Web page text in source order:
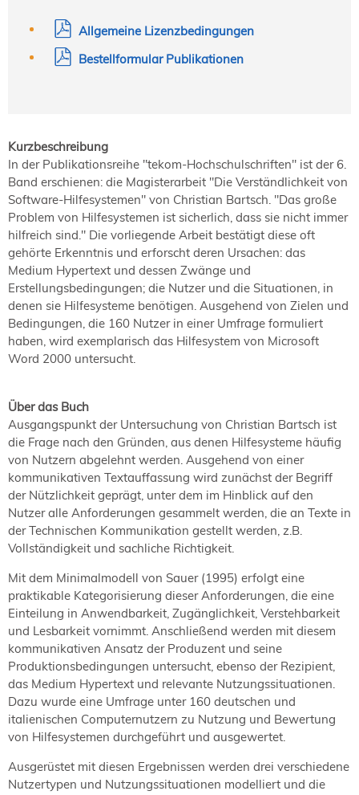
Allgemeine Lizenzbedingungen
Bestellformular Publikationen
Kurzbeschreibung
In der Publikationsreihe "tekom-Hochschulschriften" ist der 6.
Band erschienen: die Magisterarbeit "Die Verständlichkeit von
Software-Hilfesystemen" von Christian Bartsch. "Das große
Problem von Hilfesystemen ist sicherlich, dass sie nicht immer
hilfreich sind." Die vorliegende Arbeit bestätigt diese oft
gehörte Erkenntnis und erforscht deren Ursachen: das
Medium Hypertext und dessen Zwänge und
Erstellungsbedingungen; die Nutzer und die Situationen, in
denen sie Hilfesysteme benötigen. Ausgehend von Zielen und
Bedingungen, die 160 Nutzer in einer Umfrage formuliert
haben, wird exemplarisch das Hilfesystem von Microsoft
Word 2000 untersucht.
Über das Buch
Ausgangspunkt der Untersuchung von Christian Bartsch ist
die Frage nach den Gründen, aus denen Hilfesysteme häufig
von Nutzern abgelehnt werden. Ausgehend von einer
kommunikativen Textauffassung wird zunächst der Begriff
der Nützlichkeit geprägt, unter dem im Hinblick auf den
Nutzer alle Anforderungen gesammelt werden, die an Texte in
der Technischen Kommunikation gestellt werden, z.B.
Vollständigkeit und sachliche Richtigkeit.
Mit dem Minimalmodell von Sauer (1995) erfolgt eine
praktikable Kategorisierung dieser Anforderungen, die eine
Einteilung in Anwendbarkeit, Zugänglichkeit, Verstehbarkeit
und Lesbarkeit vornimmt. Anschließend werden mit diesem
kommunikativen Ansatz der Produzent und seine
Produktionsbedingungen untersucht, ebenso der Rezipient,
das Medium Hypertext und relevante Nutzungssituationen.
Dazu wurde eine Umfrage unter 160 deutschen und
italienischen Computernutzern zu Nutzung und Bewertung
von Hilfesystemen durchgeführt und ausgewertet.
Ausgerüstet mit diesen Ergebnissen werden drei verschiedene
Nutzertypen und Nutzungssituationen modelliert und die